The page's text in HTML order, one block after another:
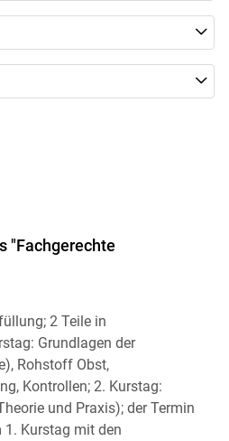
"Fachgerechte
2 Teile in
Grundlagen der
Rohstoff Obst,
Kontrollen; 2. Kurstag:
und Praxis); der Termin
Kurstag mit den